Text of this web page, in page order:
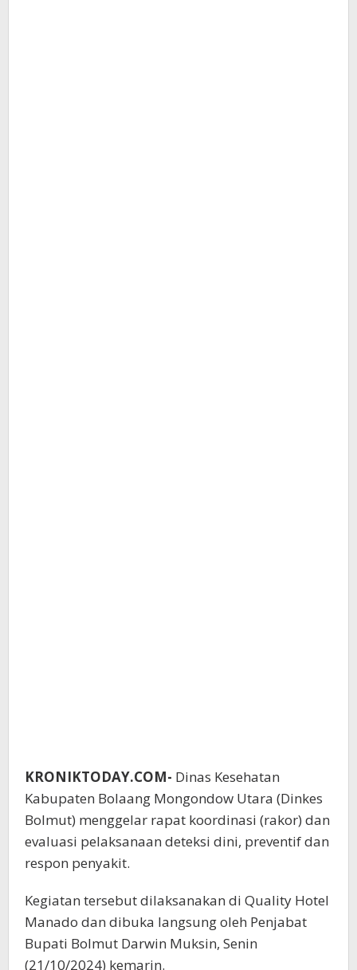
KRONIKTODAY.COM- Dinas Kesehatan
Kabupaten Bolaang Mongondow Utara (Dinkes
Bolmut) menggelar rapat koordinasi (rakor) dan
evaluasi pelaksanaan deteksi dini, preventif dan
respon penyakit.
Kegiatan tersebut dilaksanakan di Quality Hotel
Manado dan dibuka langsung oleh Penjabat
Bupati Bolmut Darwin Muksin, Senin
(21/10/2024) kemarin.